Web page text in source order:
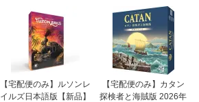
【宅配便のみ】ルソンレ
イルズ日本語版【新品】
【宅配便のみ】カタン
探検者と海賊版 2026年